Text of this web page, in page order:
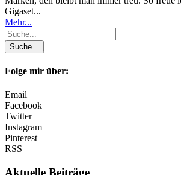
Gigaset...
Mehr...
Folge mir über:
Email
Facebook
Twitter
Instagram
Pinterest
RSS
Aktuelle Beiträge